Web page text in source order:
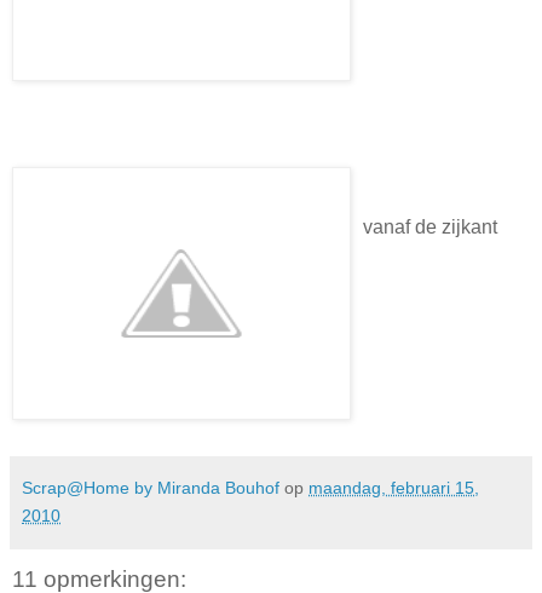
vanaf de zijkant
Scrap@Home by Miranda Bouhof op maandag, februari 15,
2010
11 opmerkingen: